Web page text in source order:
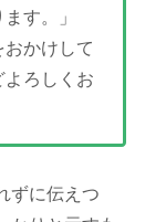
す。」
おかけして
よろしくお
ずに伝えつ